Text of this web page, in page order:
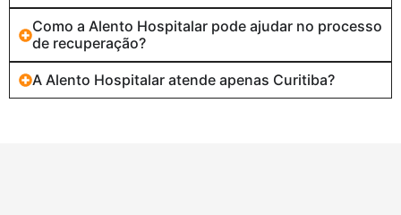
Como a Alento Hospitalar pode ajudar no processo
de recuperação?
A Alento Hospitalar atende apenas Curitiba?